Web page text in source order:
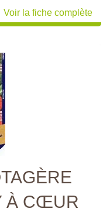
Voir la fiche complète
À CŒUR